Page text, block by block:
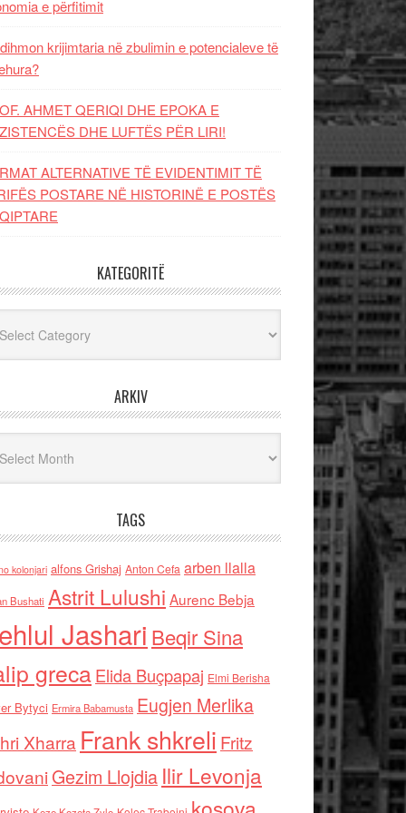
e përfitimit
krijimtaria në zbulimin e potencialeve të
AHMET QERIQI DHE EPOKA E
DHE LUFTЁS PЁR LIRI!
ALTERNATIVE TË EVIDENTIMIT TË
POSTARE NË HISTORINË E POSTËS
KATEGORITË
ARKIV
TAGS
kolonjari alfons Grishaj Anton Cefa arben llalla
Bushati Astrit Lulushi Aurenc Bebja
Jashari Beqir Sina
grecaElida Buçpapaj Elmi Berisha
Bytyci Ermira Babamusta Eugjen Merlika
Xharra Frank shkreli Fritz
Gezim Llojdia Ilir Levonja